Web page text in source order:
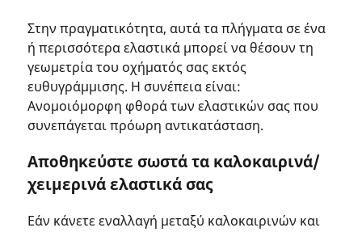
Στην πραγματικότητα, αυτά τα πλήγματα σε ένα
ή περισσότερα ελαστικά μπορεί να θέσουν τη
γεωμετρία του οχήματός σας εκτός
ευθυγράμμισης. Η συνέπεια είναι:
Ανομοιόμορφη φθορά των ελαστικών σας που
συνεπάγεται πρόωρη αντικατάσταση.
Αποθηκεύστε σωστά τα καλοκαιρινά/
χειμερινά ελαστικά σας
Εάν κάνετε εναλλαγή μεταξύ καλοκαιρινών και